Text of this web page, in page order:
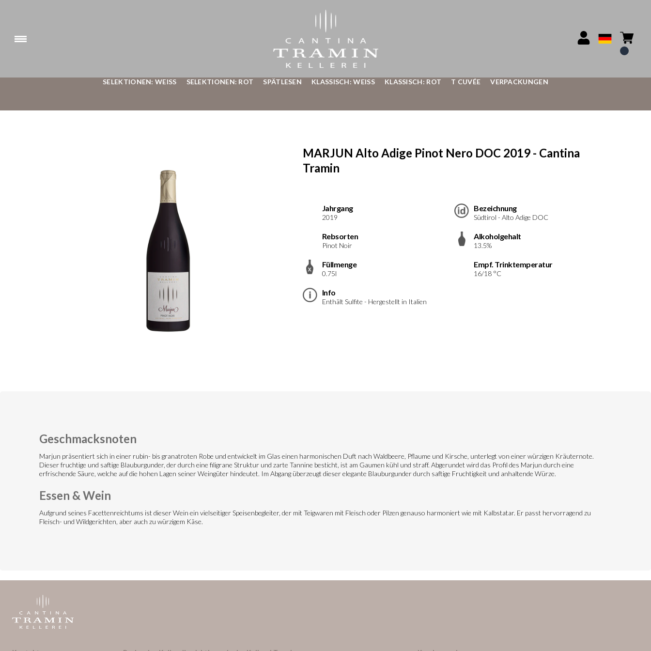
SELEKTIONEN: WEISS SELEKTIONEN: ROT SPÄTLESEN KLASSISCH: WEISS KLASSISCH: ROT T CUVÉE VERPACKUNGEN
MARJUN Alto Adige Pinot Nero DOC 2019 - Cantina
Tramin
Jahrgang
2019
Bezeichnung
Südtirol - Alto Adige DOC
Rebsorten
Pinot Noir
Alkoholgehalt
13.5%
Füllmenge
0.75l
Empf. Trinktemperatur
16/18 °C
Info
Enthält Sulfite - Hergestellt in Italien
Geschmacksnoten
Marjun präsentiert sich in einer rubin- bis granatroten Robe und entwickelt im Glas einen harmonischen Duft nach Waldbeere, Pflaume und Kirsche, unterlegt von einer würzigen Kräuternote.
Dieser fruchtige und saftige Blauburgunder, der durch eine filigrane Struktur und zarte Tannine besticht, ist am Gaumen kühl und straff. Abgerundet wird das Profil des Marjun durch eine
erfrischende Säure, welche auf die hohen Lagen seiner Weingüter hindeutet. Im Abgang überzeugt dieser elegante Blauburgunder durch saftige Fruchtigkeit und anhaltende Würze.
Essen & Wein
Aufgrund seines Facettenreichtums ist dieser Wein ein vielseitiger Speisenbegleiter, der mit Teigwaren mit Fleisch oder Pilzen genauso harmoniert wie mit Kalbstatar. Er passt hervorragend zu
Fleisch- und Wildgerichten, aber auch zu würzigem Käse.